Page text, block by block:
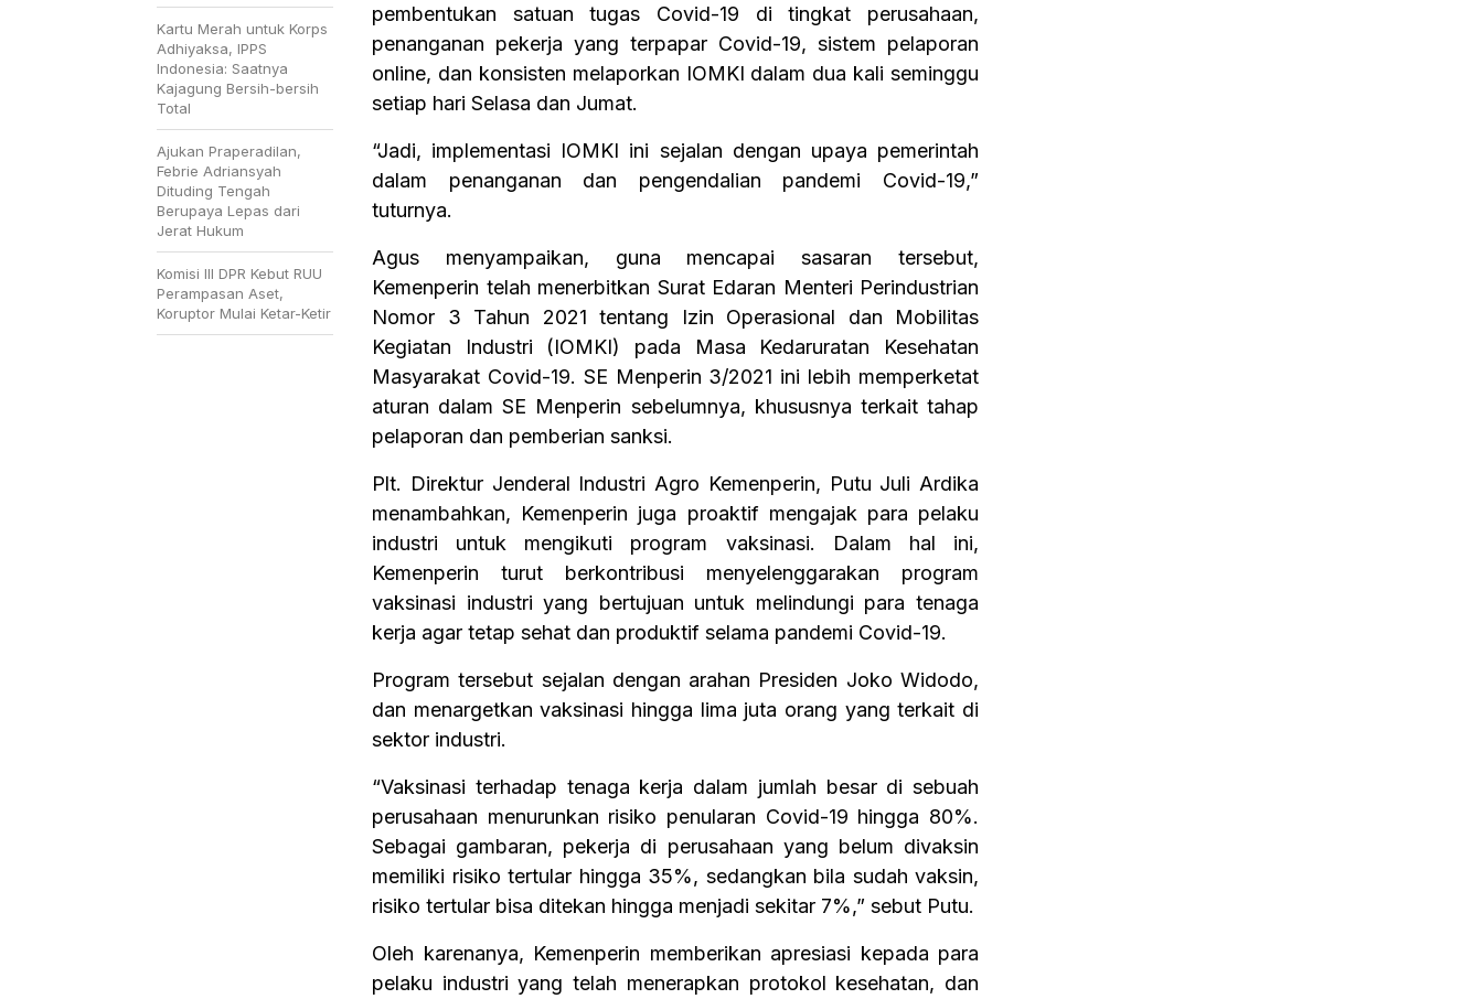
pembentukan satuan tugas Covid-19 di tingkat perusahaan,
penanganan pekerja yang terpapar Covid-19, sistem pelaporan
online, dan konsisten melaporkan IOMKI dalam dua kali seminggu
setiap hari Selasa dan Jumat.
“Jadi, implementasi IOMKI ini sejalan dengan upaya pemerintah
dalam penanganan dan pengendalian pandemi Covid-19,”
tuturnya.
Agus menyampaikan, guna mencapai sasaran tersebut,
Kemenperin telah menerbitkan Surat Edaran Menteri Perindustrian
Nomor 3 Tahun 2021 tentang Izin Operasional dan Mobilitas
Kegiatan Industri (IOMKI) pada Masa Kedaruratan Kesehatan
Masyarakat Covid-19. SE Menperin 3/2021 ini lebih memperketat
aturan dalam SE Menperin sebelumnya, khususnya terkait tahap
pelaporan dan pemberian sanksi.
Plt. Direktur Jenderal Industri Agro Kemenperin, Putu Juli Ardika
menambahkan, Kemenperin juga proaktif mengajak para pelaku
industri untuk mengikuti program vaksinasi. Dalam hal ini,
Kemenperin turut berkontribusi menyelenggarakan program
vaksinasi industri yang bertujuan untuk melindungi para tenaga
kerja agar tetap sehat dan produktif selama pandemi Covid-19.
Program tersebut sejalan dengan arahan Presiden Joko Widodo,
dan menargetkan vaksinasi hingga lima juta orang yang terkait di
sektor industri.
“Vaksinasi terhadap tenaga kerja dalam jumlah besar di sebuah
perusahaan menurunkan risiko penularan Covid-19 hingga 80%.
Sebagai gambaran, pekerja di perusahaan yang belum divaksin
memiliki risiko tertular hingga 35%, sedangkan bila sudah vaksin,
risiko tertular bisa ditekan hingga menjadi sekitar 7%,” sebut Putu.
Oleh karenanya, Kemenperin memberikan apresiasi kepada para
pelaku industri yang telah menerapkan protokol kesehatan, dan
Kartu Merah untuk Korps
Adhiyaksa, IPPS
Indonesia: Saatnya
Kajagung Bersih-bersih
Total
Ajukan Praperadilan,
Febrie Adriansyah
Dituding Tengah
Berupaya Lepas dari
Jerat Hukum
Komisi III DPR Kebut RUU
Perampasan Aset,
Koruptor Mulai Ketar-Ketir